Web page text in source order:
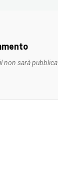
non sarà